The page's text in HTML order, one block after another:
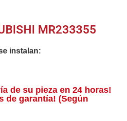
MR233355
instalan:
de su pieza en 24 horas!
de garantía! (Según